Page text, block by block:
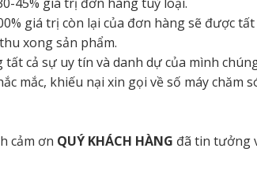
giá trị còn lại của đơn hàng sẽ được
xong sản phẩm.
tất cả sự uy tín và danh dự của mình
mắc, khiếu nại xin gọi về số máy chăm
cảm ơn QUÝ KHÁCH HÀNG đã tin tưởng